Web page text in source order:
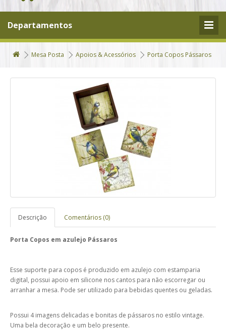
Departamentos
Mesa Posta Apoios & Acessórios Porta Copos Pássaros
Descrição Comentários (0)
Porta Copos em azulejo Pássaros
Esse suporte para copos é produzido em azulejo com estamparia
digital, possui apoio em silicone nos cantos para não escorregar ou
arranhar a mesa. Pode ser utilizado para bebidas quentes ou geladas.
Possui 4 imagens delicadas e bonitas de pássaros no estilo vintage.
Uma bela decoração e um belo presente.